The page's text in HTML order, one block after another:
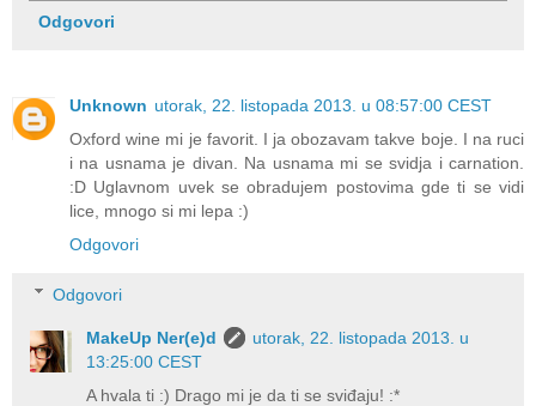
Odgovori
Unknown utorak, 22. listopada 2013. u 08:57:00 CEST
Oxford wine mi je favorit. I ja obozavam takve boje. I na ruci
i na usnama je divan. Na usnama mi se svidja i carnation.
:D Uglavnom uvek se obradujem postovima gde ti se vidi
lice, mnogo si mi lepa :)
Odgovori
Odgovori
MakeUp Ner(e)d
utorak, 22. listopada 2013. u
13:25:00 CEST
A hvala ti :) Drago mi je da ti se sviđaju! :*